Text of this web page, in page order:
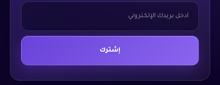
Email
إشترك